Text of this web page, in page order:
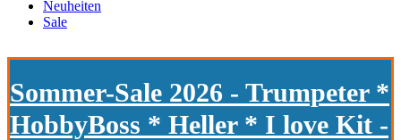
Neuheiten
Sale
Sommer-Sale 2026 - Trumpeter *
HobbyBoss * Heller * I love Kit -